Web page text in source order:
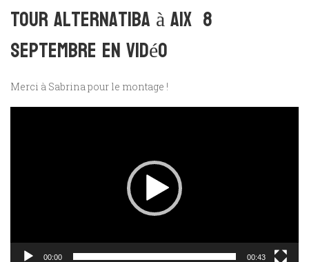
Tour Alternatiba à Aix 8
septembre en vidéo
Merci à Sabrina pour le montage !
00:00 00:43